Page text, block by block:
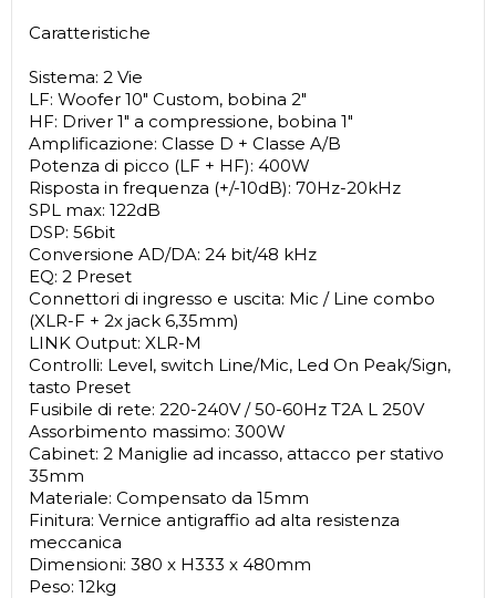
Caratteristiche
Sistema: 2 Vie
LF: Woofer 10" Custom, bobina 2"
HF: Driver 1" a compressione, bobina 1"
Amplificazione: Classe D + Classe A/B
Potenza di picco (LF + HF): 400W
Risposta in frequenza (+/-10dB): 70Hz-20kHz
SPL max: 122dB
DSP: 56bit
Conversione AD/DA: 24 bit/48 kHz
EQ: 2 Preset
Connettori di ingresso e uscita: Mic / Line combo
(XLR-F + 2x jack 6,35mm)
LINK Output: XLR-M
Controlli: Level, switch Line/Mic, Led On Peak/Sign,
tasto Preset
Fusibile di rete: 220-240V / 50-60Hz T2A L 250V
Assorbimento massimo: 300W
Cabinet: 2 Maniglie ad incasso, attacco per stativo
35mm
Materiale: Compensato da 15mm
Finitura: Vernice antigraffio ad alta resistenza
meccanica
Dimensioni: 380 x H333 x 480mm
Peso: 12kg